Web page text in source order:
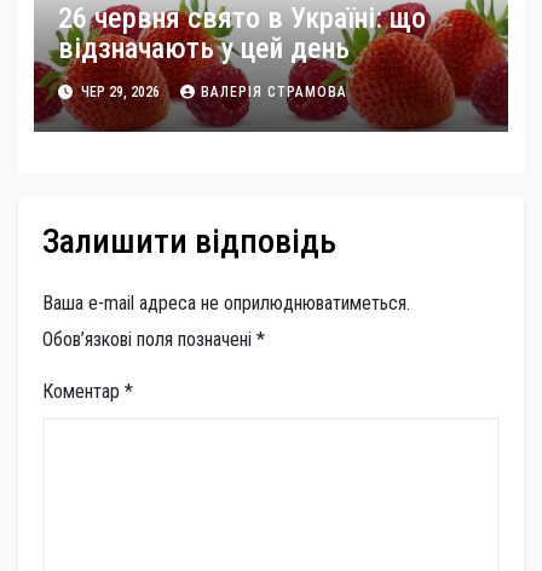
26 червня свято в Україні: що
відзначають у цей день
ЧЕР 29, 2026 ВАЛЕРІЯ СТРАМОВА
Залишити відповідь
Ваша e-mail адреса не оприлюднюватиметься.
Обов’язкові поля позначені *
Коментар *